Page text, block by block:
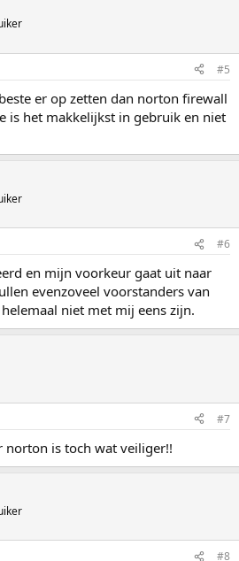
#5
er op zetten dan norton firewall
is het makkelijkst in gebruik en niet
#6
en mijn voorkeur gaat uit naar
evenzoveel voorstanders van
niet met mij eens zijn.
#7
norton is toch wat veiliger!!
#8